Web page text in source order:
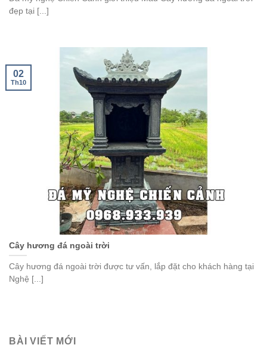
đẹp tại [...]
Cây hương đá ngoài trời
Cây hương đá ngoài trời được tư vấn, lắp đặt cho khách hàng tại
Nghệ [...]
02
Th10
BÀI VIẾT MỚI